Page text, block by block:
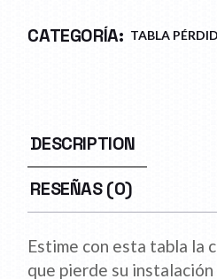
CATEGORÍA: TABLA
DESCRIPTION
RESEÑAS (0)
Estime con esta tabla la
que pierde su